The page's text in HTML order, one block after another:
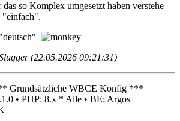
so Komplex umgesetzt haben verstehe
"einfach".
(22.05.2026 09:21:31)
Grundsätzliche WBCE Konfig ***
• PHP: 8.x * Alle • BE: Argos